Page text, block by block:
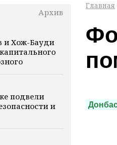
Архив
и Хож-Бауди
подвели
и
Главная